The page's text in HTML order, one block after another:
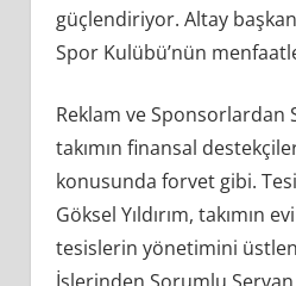
güçlendiriyor. Altay
Spor Kulübü’nün
Reklam ve Sponsorlardan
takımın finansal
konusunda forvet gibi.
Göksel Yıldırım, takımın
tesislerin yönetimini